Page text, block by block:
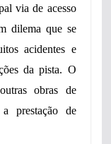
via de acesso
dilema que se
acidentes e
da pista. O
obras de
prestação de